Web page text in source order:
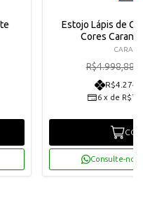
Estojo Lápis de
Cores
R$4.998,88
6 x de
Consulte-nos